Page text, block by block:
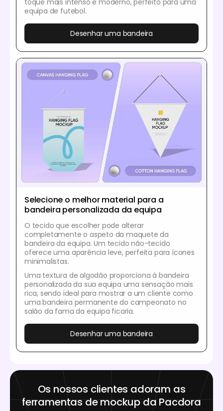
toque mais intenso e moderno, perfeito para uma
equipa de futebol.
Desenhar uma bandeira
Selecione o melhor material para a
bandeira personalizada da equipa
O tecido que escolher pode alterar
completamente o aspeto da maquete da
bandeira da equipa. Um tecido não-tecido
oferece uma aparência leve, perfeita para ícones
minimalistas.
Uma textura de algodão proporciona à bandeira
personalizada da sua equipa uma sensação mais
rica, sendo ideal para mostrar a um cliente como
uma bandeira permanente do campeonato no
salão da fama da equipa ficaria.
Desenhar uma bandeira
Os nossos clientes adoram as
ferramentas de mockup da Pacdora